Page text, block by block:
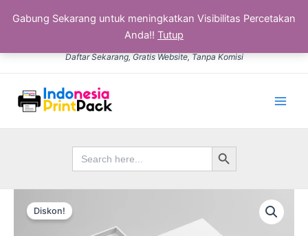
Gabung Sekarang untuk meningkatkan Visibilitas Percetakan
Anda!! Tutup
Daftar Sekarang, Gratis Website, Tanpa Komisi
Search
for:
Search Button
Diskon!
aslinya
saat
Box
Handphone